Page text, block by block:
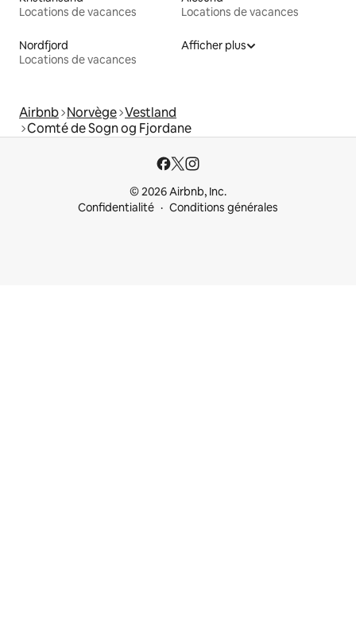
Locations de vacances
Locations de vacances
Nordfjord
Locations de vacances
Afficher plus
Airbnb Norvège Vestland
Comté de Sogn og Fjordane
© 2026 Airbnb, Inc.
Confidentialité
Conditions générales